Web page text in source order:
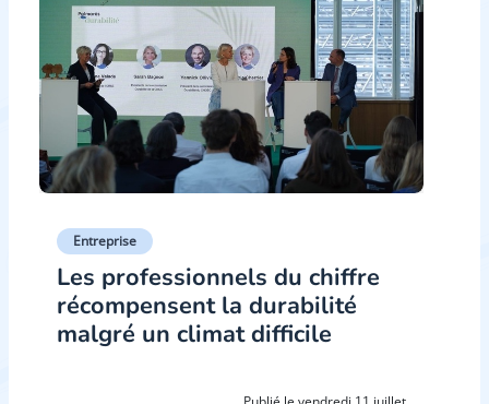
Entreprise
Les professionnels du chiffre
récompensent la durabilité
malgré un climat difficile